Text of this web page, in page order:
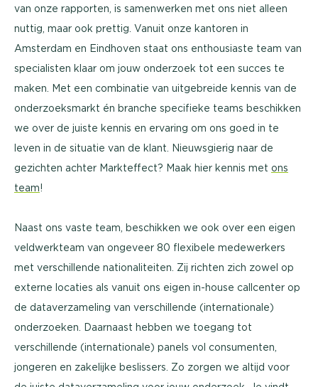
van onze rapporten, is samenwerken met ons niet alleen
nuttig, maar ook prettig. Vanuit onze kantoren in
Amsterdam en Eindhoven staat ons enthousiaste team van
specialisten klaar om jouw onderzoek tot een succes te
maken. Met een combinatie van uitgebreide kennis van de
onderzoeksmarkt én branche specifieke teams beschikken
we over de juiste kennis en ervaring om ons goed in te
leven in de situatie van de klant. Nieuwsgierig naar de
gezichten achter Markteffect? Maak hier kennis met ons
team!
Naast ons vaste team, beschikken we ook over een eigen
veldwerkteam van ongeveer 80 flexibele medewerkers
met verschillende nationaliteiten. Zij richten zich zowel op
externe locaties als vanuit ons eigen in-house callcenter op
de dataverzameling van verschillende (internationale)
onderzoeken. Daarnaast hebben we toegang tot
verschillende (internationale) panels vol consumenten,
jongeren en zakelijke beslissers. Zo zorgen we altijd voor